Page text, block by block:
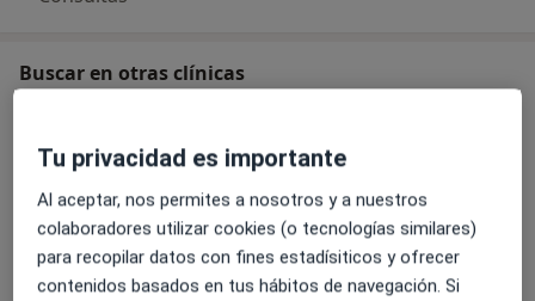
Buscar en otras clínicas
Pediatra
Otorrinolaringólogo
Oftalmólogo
Ginecólogo
Dermatólogo
Cirujano
Tu privacidad es importante
Al aceptar, nos permites a nosotros y a nuestros
colaboradores utilizar cookies (o tecnologías similares)
para recopilar datos con fines estadísiticos y ofrecer
contenidos basados en tus hábitos de navegación. Si